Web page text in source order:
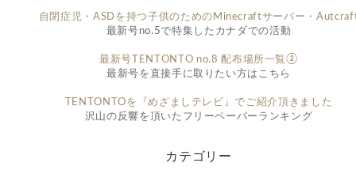
自閉症児・ASDを持つ子供のためのMinecraftサーバー・
最新号no.5で特集したカナダでの活動
最新号TENTONTO no.8 配布場所一覧②
最新号を直接手に取りたい方はこちら
TENTONTOを『めざましテレビ』でご紹介頂きました
沢山の反響を頂いたフリーペーパーランキング
カテゴリー